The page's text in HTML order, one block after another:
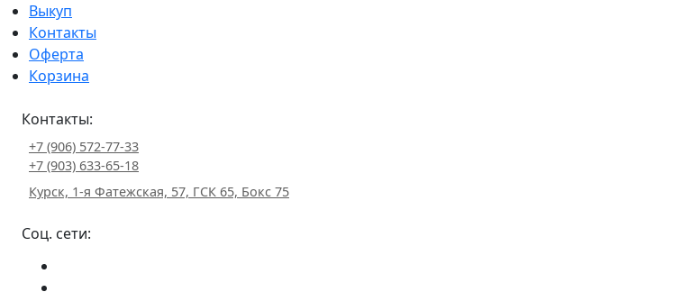
Выкуп
Контакты
Оферта
Корзина
Контакты:
+7 (906) 572-77-33
+7 (903) 633-65-18
Курск, 1-я Фатежская, 57, ГСК 65, Бокс 75
Соц. сети: